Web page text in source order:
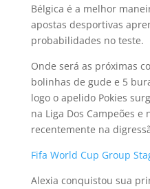
Bélgica é a melhor
apostas desportivas
probabilidades no teste.
Onde será as próximas
bolinhas de gude e 5
logo o apelido Pokies
na Liga Dos Campeões
recentemente na
Fifa World Cup Group
Alexia conquistou sua